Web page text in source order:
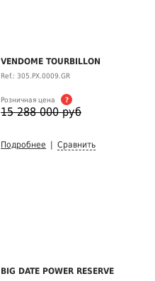
VENDOME TOURBILLON
Ref.: 305.PX.0009.GR
Розничная цена ?
15 288 000 руб
Подробнее Сравнить
BIG DATE POWER RESERVE